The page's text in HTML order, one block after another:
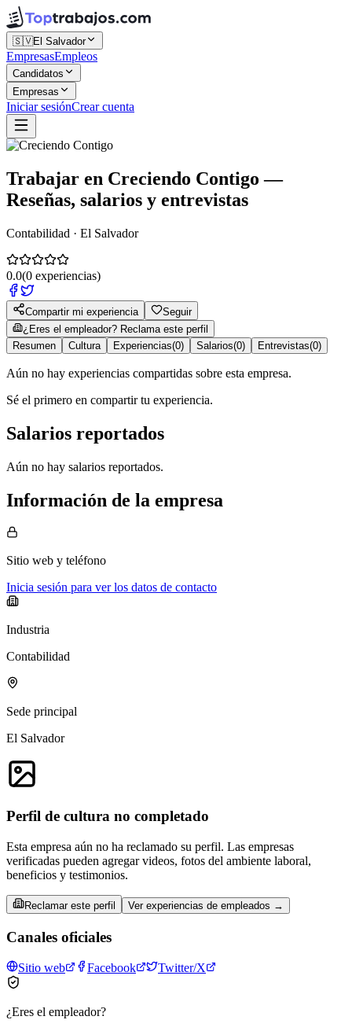
🇸🇻El Salvador
EmpresasEmpleos
Candidatos
Empresas
Iniciar sesiónCrear cuenta
Trabajar en Creciendo Contigo —
Reseñas, salarios y entrevistas
Contabilidad · El Salvador
0.0(0 experiencias)
Compartir mi experiencia
Seguir
¿Eres el empleador? Reclama este perfil
Resumen
Cultura Experiencias(0) Salarios(0) Entrevistas(0)
Aún no hay experiencias compartidas sobre esta empresa.
Sé el primero en compartir tu experiencia.
Salarios reportados
Aún no hay salarios reportados.
Información de la empresa
Sitio web y teléfono
Inicia sesión para ver los datos de contacto
Industria
Contabilidad
Sede principal
El Salvador
Perfil de cultura no completado
Esta empresa aún no ha reclamado su perfil. Las empresas
verificadas pueden agregar videos, fotos del ambiente laboral,
beneficios y testimonios.
Reclamar este perfil Ver experiencias de empleados →
Canales oficiales
Sitio web Facebook Twitter/X
¿Eres el empleador?